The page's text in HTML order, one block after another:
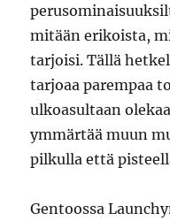
mitään erikoista,
tarjoisi. Tällä
tarjoaa parempaa
ulkoasultaan
ymmärtää muun
pilkulla että
Gentoossa